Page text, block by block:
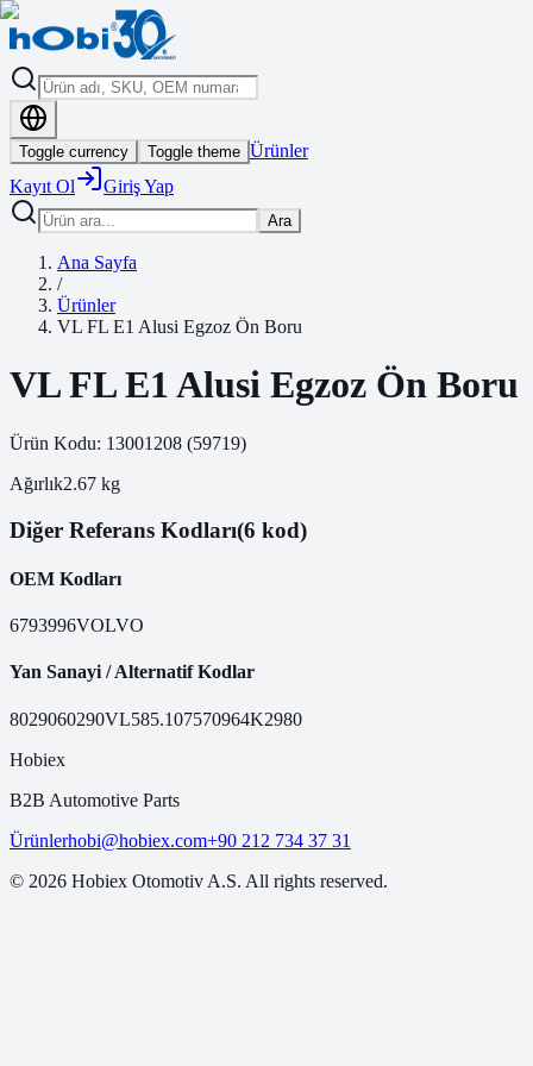
Toggle currency Toggle theme Ürünler
Kayıt Ol
Giriş Yap
Ara
Ana Sayfa
/
Ürünler
VL FL E1 Alusi Egzoz Ön Boru
VL FL E1 Alusi Egzoz Ön Boru
Ürün Kodu: 13001208 (59719)
Ağırlık2.67 kg
Diğer Referans Kodları(6 kod)
OEM Kodları
6793996VOLVO
Yan Sanayi / Alternatif Kodlar
8029060290VL585.107570964K2980
Hobiex
B2B Automotive Parts
Ürünlerhobi@hobiex.com+90 212 734 37 31
© 2026 Hobiex Otomotiv A.S. All rights reserved.